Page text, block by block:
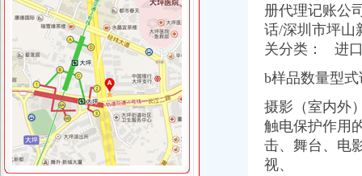
加洲办执照
加洲红娱乐会所,团购,优惠券,点评,加洲红娱乐会所电话,地址-
100家企业领执照率先进驻-新闻频道-和讯网
专业办理10万-500万股权变更（执照/地税加-急-广州58同城
【图】途观8T菁英加装车台,八重洲FTM-350R_途观/途观L论坛_汽车
南山加洲人办公电脑族喜爱的会所
健身房|健身俱乐部|南山健身中心-qd8.com.cn
我该杂办~加洲遇到问题【加州旅馆吧】_百度贴吧
册代理记账公
话/深圳市坪山
关分类： 进
b样品数量型
摄影（室内外
触电保护作用
击、舞台、电
视、